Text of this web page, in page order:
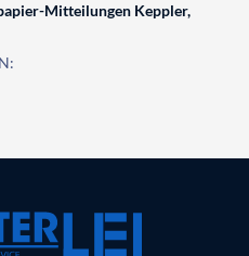
Mitteilungen Keppler,